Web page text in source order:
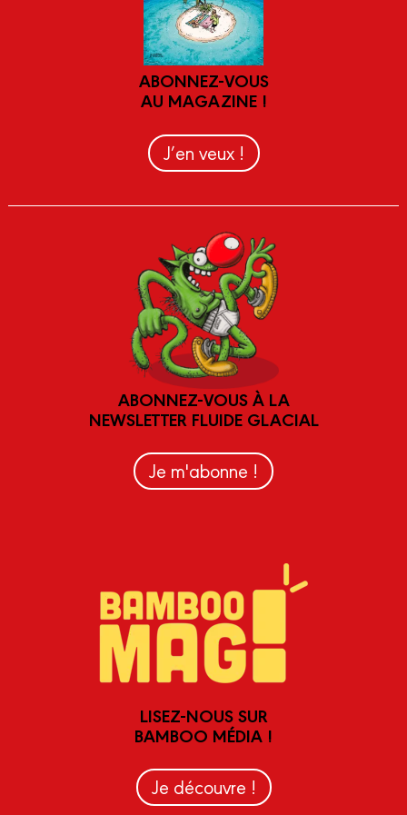
ABONNEZ-VOUS
AU MAGAZINE !
J’en veux !
ABONNEZ-VOUS À LA
NEWSLETTER FLUIDE GLACIAL
Je m'abonne !
LISEZ-NOUS SUR
BAMBOO MÉDIA !
Je découvre !